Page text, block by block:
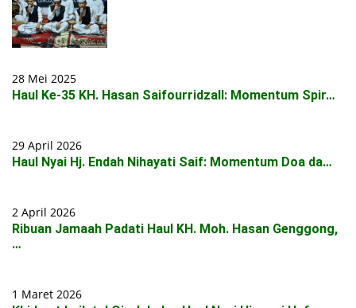
28 Mei 2025
Haul Ke-35 KH. Hasan Saifourridzall: Momentum Spir…
29 April 2026
Haul Nyai Hj. Endah Nihayati Saif: Momentum Doa da…
2 April 2026
Ribuan Jamaah Padati Haul KH. Moh. Hasan Genggong,
…
1 Maret 2026